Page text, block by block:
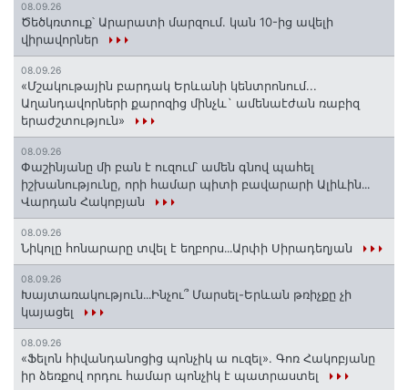
08.09.26
Ծեծկռտուք՝ Արարատի մարզում. կան 10-ից ավելի
վիրավորներ
08.09.26
«Մշակութային բարդակ Երևանի կենտրոնում...
Աղանդավորների քարոզից մինչև` ամենաէժան ռաբիզ
երաժշտություն»
08.09.26
Փաշինյանը մի բան է ուզում՝ ամեն գնով պահել
իշխանությունը, որի համար պիտի բավարարի Ալիևին․․․
Վարդան Հակոբյան
08.09.26
Նիկոլը հոնարարը տվել է եղբորս․․․Արփի Սիրադեղյան
08.09.26
Խայտառակություն․․․Ինչու՞ Մարսել-Երևան թռիչքը չի
կայացել
08.09.26
«Ֆելոն հիվանդանոցից պոնչիկ ա ուզել». Գոռ Հակոբյանը
իր ձեռքով որդու համար պոնչիկ է պատրաստել